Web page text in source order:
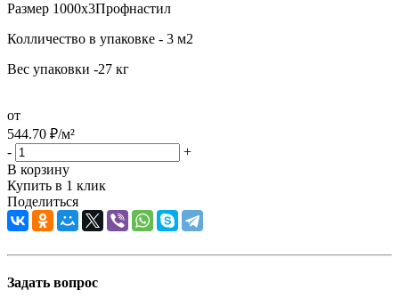
Размер 1000х3Профнастил
Колличество в упаковке - 3 м2
Вес упаковки -27 кг
от
544.70 ₽/м²
-
+
В корзину
Купить в 1 клик
Поделиться
Задать вопрос